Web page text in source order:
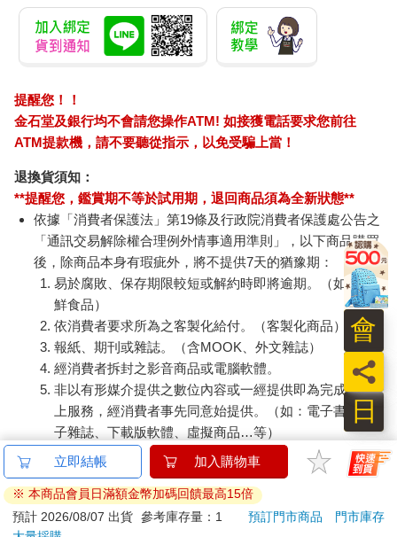
注狀態（是的，放鬆跟專注並不互斥）下，舌根應該會很容易泌
出唾液，這在道門宇宙中可是寶貝喔。而在頭髮咒的環節中，我
們輕輕把這段時間分泌的唾液分成三部分嚥下。
‧能常行之，髮不落而日生，當數易櫛‧
可以常常行持這個法門的話，古書原文中怎麼說的？能夠減少掉
髮量，並且越長越多喔。那麼在梳頭的時候可以多準備幾把梳子
作為替換，為什麼要替換呢？我曾在某本註釋中看過，理由是為
了不要讓梳子梳到發熱。雖然不知道是古人手勁比較猛，還是以
前人髮質不好摩擦力比較大，還是什麼緣故，竟然會去擔心把梳
子梳到發熱的問題（驚），但我想現代人應該不太會有這個困
擾……吧？
‧櫛之取多而不使痛，亦可令侍者櫛取多也‧
櫛，就是梳的意思。多梳幾次是沒關係的喔，主要別梳到會痛就
好，那可能會傷到頭皮嘛。
「亦可令侍者櫛取多也」就是說可以讓婢女啊或者僕僮啊之類的
人，來幫你多梳幾次，因為自己梳、頭髮又長的話可能手會容易
痠嘛，所以讓人家來梳，自己就念念咒語就行啦；那麼以現代人
來說的話，可能女生頭髮會比較長喔，我們就可以讓老公或男朋
友來幫忙多梳幾下。
‧於是血液不滯，髮根常堅‧
這樣子常常梳頭，就算不討論咒語那些比較玄的層面，多梳幾下
頭皮，也能夠讓氣血循環嘛，那麼就能收到原文中所說的，促進
髮根穩固的效果喔。進而可以好好地戴穩那個客製的華麗芙蓉冠
提醒您！！
金石堂及銀行均不會請您操作ATM! 如接獲電話要求您前往
ATM提款機，請不要聽從指示，以免受騙上當！
退換貨須知：
**提醒您，鑑賞期不等於試用期，退回商品須為全新狀態**
依據「消費者保護法」第19條及行政院消費者保護處公告之
「通訊交易解除權合理例外情事適用準則」，以下商品購買
後，除商品本身有瑕疵外，將不提供7天的猶豫期：
易於腐敗、保存期限較短或解約時即將逾期。（如：生
鮮食品）
依消費者要求所為之客製化給付。（客製化商品）
報紙、期刊或雜誌。（含MOOK、外文雜誌）
經消費者拆封之影音商品或電腦軟體。
非以有形媒介提供之數位內容或一經提供即為完成之線
上服務，經消費者事先同意始提供。（如：電子書、電
子雜誌、下載版軟體、虛擬商品…等）
已拆封之個人衛生用品。（如：內衣褲、刮鬍刀、除毛
刀…等）
若非上列種類商品，均享有到貨7天的猶豫期（含例假
日）。
日
員
會